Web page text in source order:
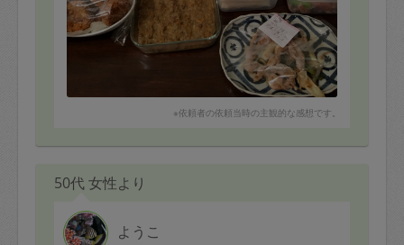
〜野菜切り〜
・重ね煮の野菜切り
白菜、ネギ2本分、玉ねぎ2個分、にんじん1本
ありがとうございます！
※依頼者の依頼当時の主観的な感想です。
50代 女性より
ようこ